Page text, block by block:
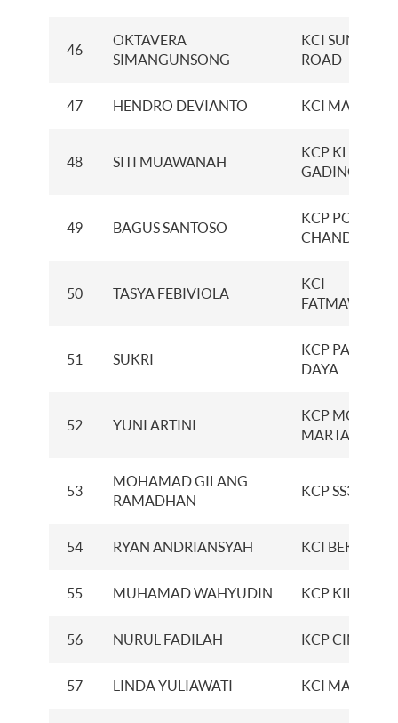
46
OKTAVERA
SIMANGUNSONG
KCI SUNSET
ROAD
47 HENDRO DEVIANTO KCI MALANG
48 SITI MUAWANAH
KCP KLP.
GADING
49 BAGUS SANTOSO
KCP PONDOK
CHANDRA
50 TASYA FEBIVIOLA
KCI
FATMAWATI
51 SUKRI
KCP PASAR
DAYA
52 YUNI ARTINI
KCP MOBILE
53
MOHAMAD GILANG
RAMADHAN
KCP SS3
54 RYAN ANDRIANSYAH KCI BEKASI
55 MUHAMAD WAHYUDIN KCP KIIC
56 NURUL FADILAH KCP CINERE
57 LINDA YULIAWATI KCI MANADO